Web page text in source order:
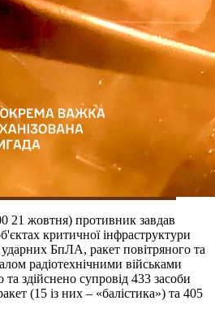
21 жовтня) противник завдав
критичної інфраструктури
ударних БпЛА, ракет повітряного та
радіотехнічними військами
здійснено супровід 433 засоби
(15 із них – «балістика») та 405